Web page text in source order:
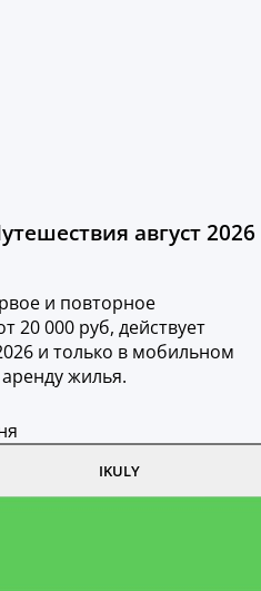
август 2026
и повторное
20 000 руб, действует
и только в мобильном
жилья.
IKULY